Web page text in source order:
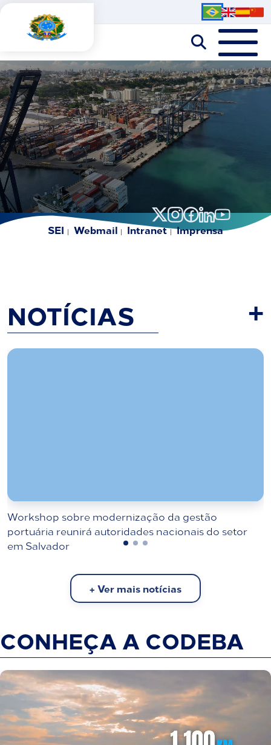
SEI | Webmail | Intranet | Imprensa
NOTÍCIAS +
Workshop sobre modernização da gestão
portuária reunirá autoridades nacionais do setor
em Salvador
+ Ver mais notícias
CONHEÇA A CODEBA